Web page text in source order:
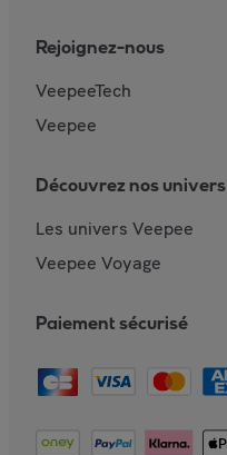
Rejoignez-nous
VeepeeTech
Veepee
Découvrez nos univers
Les univers Veepee
Veepee Voyage
Paiement sécurisé